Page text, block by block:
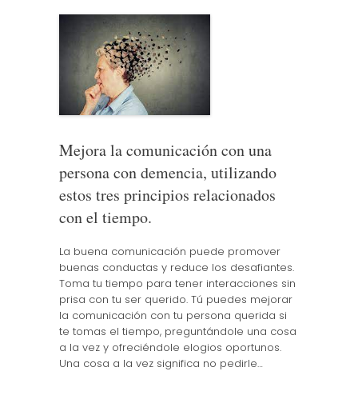
Mejora la comunicación con una
persona con demencia, utilizando
estos tres principios relacionados
con el tiempo.
La buena comunicación puede promover
buenas conductas y reduce los desafiantes.
Toma tu tiempo para tener interacciones sin
prisa con tu ser querido. Tú puedes mejorar
la comunicación con tu persona querida si
te tomas el tiempo, preguntándole una cosa
a la vez y ofreciéndole elogios oportunos.
Una cosa a la vez significa no pedirle…